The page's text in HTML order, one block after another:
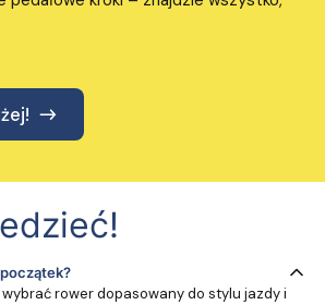
rower dopasowany do stylu jazdy i